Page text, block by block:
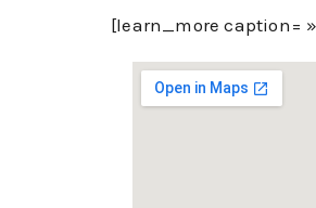
[learn_more caption=